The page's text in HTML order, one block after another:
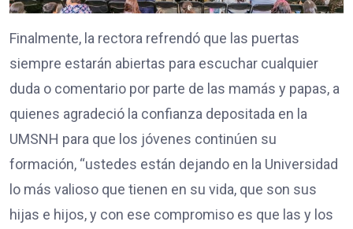
Finalmente, la rectora refrendó que las puertas
siempre estarán abiertas para escuchar cualquier
duda o comentario por parte de las mamás y papas, a
quienes agradeció la confianza depositada en la
UMSNH para que los jóvenes continúen su
formación, “ustedes están dejando en la Universidad
lo más valioso que tienen en su vida, que son sus
hijas e hijos, y con ese compromiso es que las y los